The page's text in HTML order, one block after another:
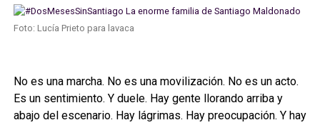
Foto: Lucía Prieto para lavaca
No es una marcha. No es una movilización. No es un acto.
Es un sentimiento. Y duele. Hay gente llorando arriba y
abajo del escenario. Hay lágrimas. Hay preocupación. Y hay